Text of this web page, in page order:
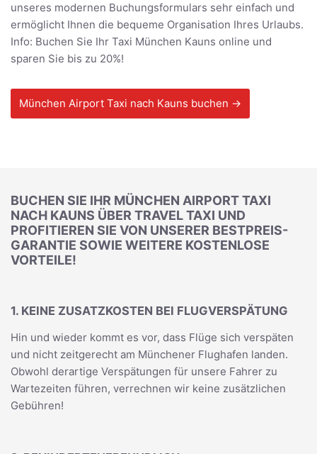
unseres modernen Buchungsformulars sehr einfach und
ermöglicht Ihnen die bequeme Organisation Ihres Urlaubs.
Info: Buchen Sie Ihr Taxi München Kauns online und
sparen Sie bis zu 20%!
München Airport Taxi nach Kauns buchen →
BUCHEN SIE IHR MÜNCHEN AIRPORT TAXI
NACH KAUNS ÜBER TRAVEL TAXI UND
PROFITIEREN SIE VON UNSERER BESTPREIS-
GARANTIE SOWIE WEITERE KOSTENLOSE
VORTEILE!
1. KEINE ZUSATZKOSTEN BEI FLUGVERSPÄTUNG
Hin und wieder kommt es vor, dass Flüge sich verspäten
und nicht zeitgerecht am Münchener Flughafen landen.
Obwohl derartige Verspätungen für unsere Fahrer zu
Wartezeiten führen, verrechnen wir keine zusätzlichen
Gebühren!